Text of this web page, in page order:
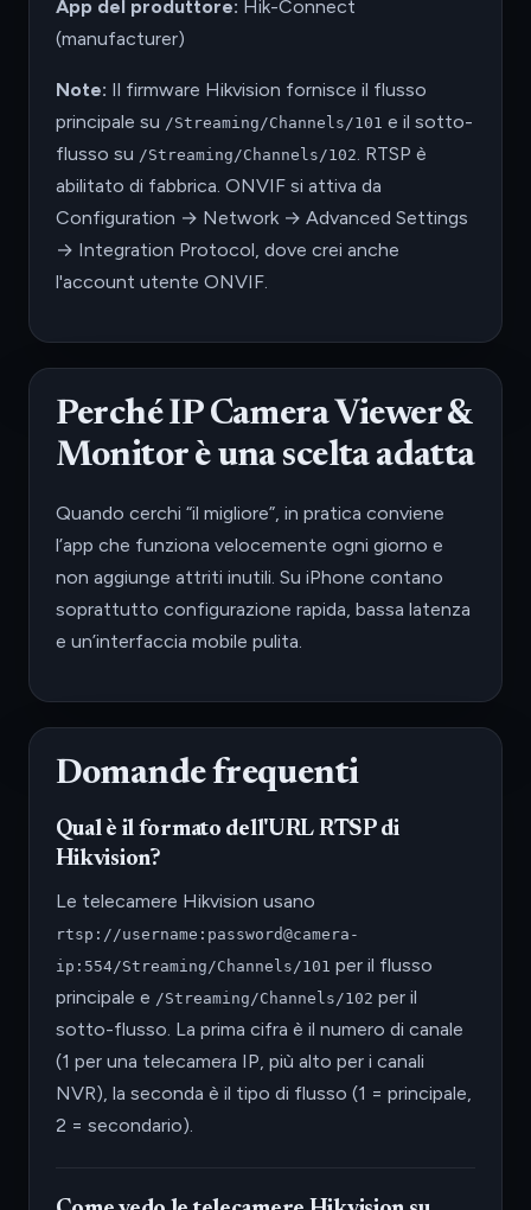
App del produttore: Hik-Connect
(manufacturer)
Note: Il firmware Hikvision fornisce il flusso
principale su /Streaming/Channels/101 e il sotto-
flusso su /Streaming/Channels/102. RTSP è
abilitato di fabbrica. ONVIF si attiva da
Configuration → Network → Advanced Settings
→ Integration Protocol, dove crei anche
l'account utente ONVIF.
Perché IP Camera Viewer &
Monitor è una scelta adatta
Quando cerchi “il migliore”, in pratica conviene
l’app che funziona velocemente ogni giorno e
non aggiunge attriti inutili. Su iPhone contano
soprattutto configurazione rapida, bassa latenza
e un’interfaccia mobile pulita.
Domande frequenti
Qual è il formato dell'URL RTSP di
Hikvision?
Le telecamere Hikvision usano
rtsp://username:password@camera-
ip:554/Streaming/Channels/101 per il flusso
principale e /Streaming/Channels/102 per il
sotto-flusso. La prima cifra è il numero di canale
(1 per una telecamera IP, più alto per i canali
NVR), la seconda è il tipo di flusso (1 = principale,
2 = secondario).